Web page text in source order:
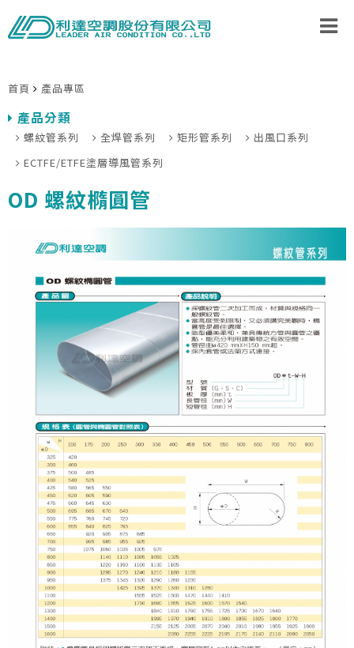
首頁 產品專區
產品分類
螺紋管系列 全焊管系列 矩形管系列
出風口系列
ECTFE/ETFE塗層導風管系列
OD 螺紋橢圓管